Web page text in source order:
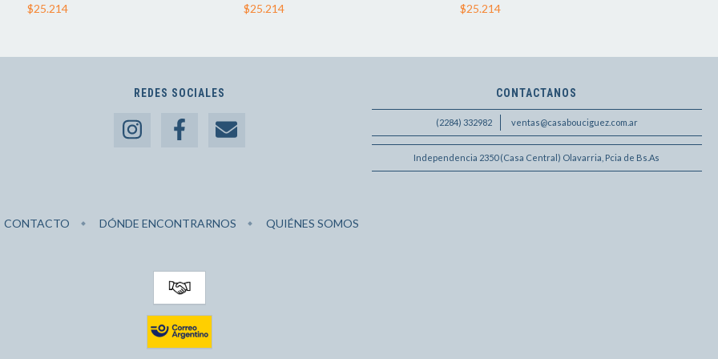
$25.214
$25.214
$25.214
REDES SOCIALES CONTACTANOS
(2284) 332982 ventas@casabouciguez.com.ar
Independencia 2350 (Casa Central) Olavarria, Pcia de Bs.As
CONTACTO DÓNDE ENCONTRARNOS QUIÉNES SOMOS